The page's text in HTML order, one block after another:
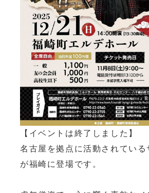
【イベントは終了しました】
名古屋を拠点に活動されている
が福崎に登場です。